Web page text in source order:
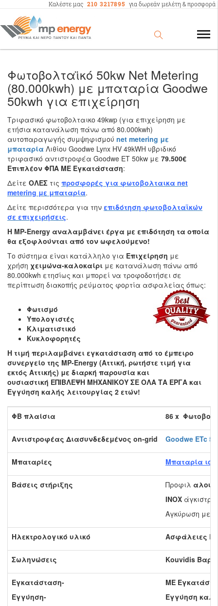
Καλέστε μας 210 3217895 για δωρεάν μελέτη & προσφορά
Φωτοβολταϊκό 50kw Net Metering
(80.000kwh) με μπαταρία Goodwe
50kwh για επιχείρηση
Τριφασικό φωτοβολταικο 49kwp (για επιχείρηση με
ετήσια κατανάλωση πάνω από 80.000kwh)
αυτοπαραγωγής συμψηφισμού net metering με
μπαταρία Λιθίου Goodwe Lynx HV 49kWH υβριδικό
τριφασικό αντιστροφέα Goodwe ΕΤ 50kw με 79.500€
Επιπλέον ΦΠΑ ΜΕ Εγκατάσταση:
Δείτε ΟΛΕΣ τις προσφορές για φωτοβολταικα net
metering με μπαταρία.
Δείτε περισσότερα για την επιδότηση φωτοβολταϊκών
σε επιχειρήσεις.
Η MP-Energy αναλαμβάνει έργα με επιδότηση τα οποία
θα εξοφλούνται από τον ωφελούμενο!
Το σύστημα είναι κατάλληλο για Επιχείρηση με
χρήση χειμώνα-καλοκαίρι με κατανάλωση πάνω από
80.000kwh ετησίως και μπορεί να τροφοδοτήσει σε
περίπτωση διακοπής ρεύματος φορτία ασφαλείας όπως:
Φωτισμό
Υπολογιστές
Κλιματιστικό
Κυκλοφορητές
Η τιμή περιλαμβάνει εγκατάσταση από το έμπειρο
συνεργείο της MP-Energy (Αττική, ρωτήστε τιμή για
εκτός Αττικής) με διαρκή παρουσία και
ουσιαστική ΕΠΙΒΛΕΨΗ ΜΗΧΑΝΙΚΟΥ ΣΕ ΟΛΑ ΤΑ ΕΡΓΑ και
Εγγύηση καλής λειτουργίας 2 ετών!
ΦΒ πλαίσια 86 x
Αντιστροφέας Διασυνδεδεμένος on-grid Goodwe ETc
Μπαταρίες Μπαταρία
Βάσεις στήριξης Προφιλ
INOX
Αγκύρωση με
Ηλεκτρολογικό υλικό Ασφάλειες
Σωληνώσεις Kouvidis
Εγκατάσταση-
Εγγύηση-
ΜΕ
Εγγύηση